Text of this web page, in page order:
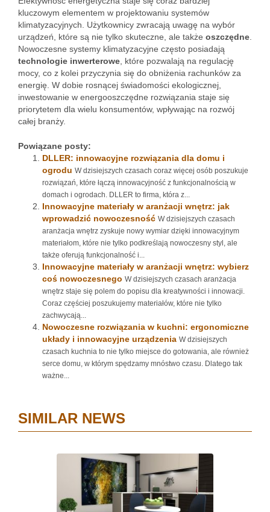
kluczowym elementem w projektowaniu systemów
klimatyzacyjnych. Użytkownicy zwracają uwagę na wybór
urządzeń, które są nie tylko skuteczne, ale także oszczędne
Nowoczesne systemy klimatyzacyjne często posiadają
technologie inwerterowe , które pozwalają na regulację
mocy, co z kolei przyczynia się do obniżenia rachunków za
energię. W dobie rosnącej świadomości ekologicznej,
inwestowanie w energooszczędne rozwiązania staje się
priorytetem dla wielu konsumentów, wpływając na rozwój
całej branży.
Powiązane posty:
DLLER: innowacyjne rozwiązania dla domu i
ogrodu W dzisiejszych czasach coraz więcej osób poszukuje
rozwiązań, które łączą innowacyjność z funkcjonalnością w
domach i ogrodach. DLLER to firma, która z...
Innowacyjne materiały w aranżacji wnętrz: jak
wprowadzić nowoczesność W dzisiejszych czasach
aranżacja wnętrz zyskuje nowy wymiar dzięki innowacyjnym
materiałom, które nie tylko podkreślają nowoczesny styl, ale
także oferują funkcjonalność i...
Innowacyjne materiały w aranżacji wnętrz: wybierz
coś nowoczesnego W dzisiejszych czasach aranżacja
wnętrz staje się polem do popisu dla kreatywności i innowacji.
Coraz częściej poszukujemy materiałów, które nie tylko
zachwycają...
Nowoczesne rozwiązania w kuchni: ergonomiczne
układy i innowacyjne urządzenia W dzisiejszych
czasach kuchnia to nie tylko miejsce do gotowania, ale również
serce domu, w którym spędzamy mnóstwo czasu. Dlatego tak
ważne...
SIMILAR NEWS